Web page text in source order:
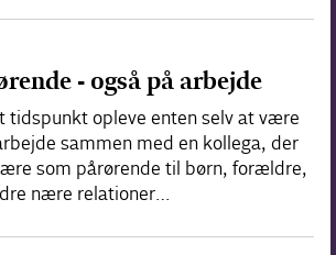
- også på arbejde
tidspunkt opleve enten selv at være
sammen med en kollega, der
som pårørende til børn, forældre,
nære relationer…